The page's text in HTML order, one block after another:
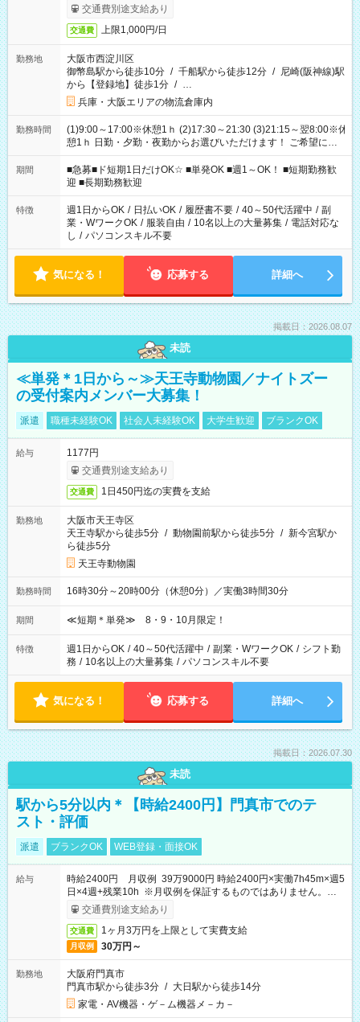
交通費別途支給あり
交通費 上限1,000円/日
勤務地
大阪市西淀川区
御幣島駅から徒歩10分 / 千船駅から徒歩12分 / 尼崎(阪神線)駅
から【登録地】徒歩1分 / …
兵庫・大阪エリアの物流倉庫内
勤務時間
(1)9:00～17:00※休憩1ｈ (2)17:30～21:30 (3)21:15～翌8:00※休
憩1ｈ 日勤・夕勤・夜勤からお選びいただけます！ ご希望に合
わせて働けるお仕事です(*^^*) 【その他選べる勤務時間】 8-17
時/9-17時/9-18時/10-18時/11-21時/18-22時/20-翌4時/21-翌5
時/22-翌6時/0-翌8時 ご自身のご都合で選んで頂ける完全自由シ
フト！
期間
■急募■ド短期1日だけOK☆ ■単発OK ■週1～OK！ ■短期勤務歓
迎 ■長期勤務歓迎
特徴 週1日からOK / 日払いOK / 履歴書不要 / 40～50代活躍中 / 副
業・WワークOK / 服装自由 / 10名以上の大量募集 / 電話対応な
し / パソコンスキル不要
気になる！ 応募する 詳細へ
掲載日：2026.08.07
未読
≪単発＊1日から～≫天王寺動物園／ナイトズー
の受付案内メンバー大募集！
派遣 職種未経験OK 社会人未経験OK 大学生歓迎 ブランクOK
給与
1177円
交通費別途支給あり
交通費 1日450円迄の実費を支給
勤務地
大阪市天王寺区
天王寺駅から徒歩5分 / 動物園前駅から徒歩5分 / 新今宮駅か
ら徒歩5分
天王寺動物園
勤務時間 16時30分～20時00分（休憩0分）／実働3時間30分
期間 ≪短期＊単発≫ 8・9・10月限定！
特徴 週1日からOK / 40～50代活躍中 / 副業・WワークOK / シフト勤
務 / 10名以上の大量募集 / パソコンスキル不要
気になる！ 応募する 詳細へ
掲載日：2026.07.30
未読
駅から5分以内＊【時給2400円】門真市でのテ
スト・評価
派遣 ブランクOK WEB登録・面接OK
給与
時給2400円 月収例 39万9000円 時給2400円×実働7h45m×週5
日×4週+残業10h ※月収例を保証するものではありません。※給
与即受取りサービス利用可（利用条件有）
交通費別途支給あり
交通費 1ヶ月3万円を上限として実費支給
月収例 30万円～
勤務地
大阪府門真市
門真市駅から徒歩3分 / 大日駅から徒歩14分
家電・AV機器・ゲ－ム機器メ－カ－